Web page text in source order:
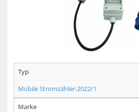
Typ
Mobile Stromzähler-2022/1
Marke